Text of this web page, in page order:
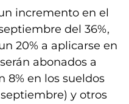
incremento en el
del 36%,
20% a aplicarse en
abonados a
8% en los sueldos
y otros